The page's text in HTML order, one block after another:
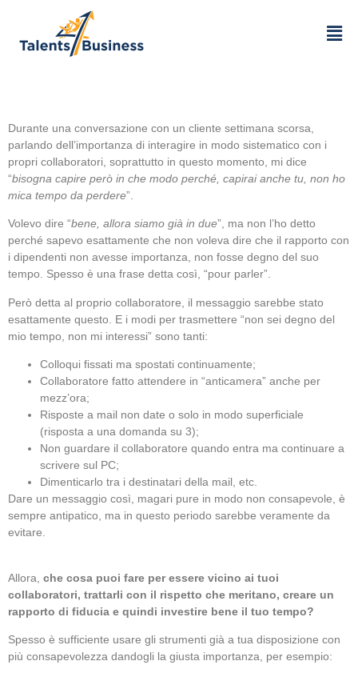
Durante una conversazione con un cliente settimana scorsa,
parlando dell’importanza di interagire in modo sistematico con i
propri collaboratori, soprattutto in questo momento, mi dice
“bisogna capire però in che modo perché, capirai anche tu, non ho
mica tempo da perdere”.
Volevo dire “bene, allora siamo già in due”, ma non l’ho detto
perché sapevo esattamente che non voleva dire che il rapporto con
i dipendenti non avesse importanza, non fosse degno del suo
tempo. Spesso è una frase detta così, “pour parler”.
Però detta al proprio collaboratore, il messaggio sarebbe stato
esattamente questo. E i modi per trasmettere “non sei degno del
mio tempo, non mi interessi” sono tanti:
Colloqui fissati ma spostati continuamente;
Collaboratore fatto attendere in “anticamera” anche per
mezz’ora;
Risposte a mail non date o solo in modo superficiale
(risposta a una domanda su 3);
Non guardare il collaboratore quando entra ma continuare a
scrivere sul PC;
Dimenticarlo tra i destinatari della mail, etc.
Dare un messaggio così, magari pure in modo non consapevole, è
sempre antipatico, ma in questo periodo sarebbe veramente da
evitare.
Allora, che cosa puoi fare per essere vicino ai tuoi
collaboratori, trattarli con il rispetto che meritano, creare un
rapporto di fiducia e quindi investire bene il tuo tempo?
Spesso è sufficiente usare gli strumenti già a tua disposizione con
più consapevolezza dandogli la giusta importanza, per esempio: